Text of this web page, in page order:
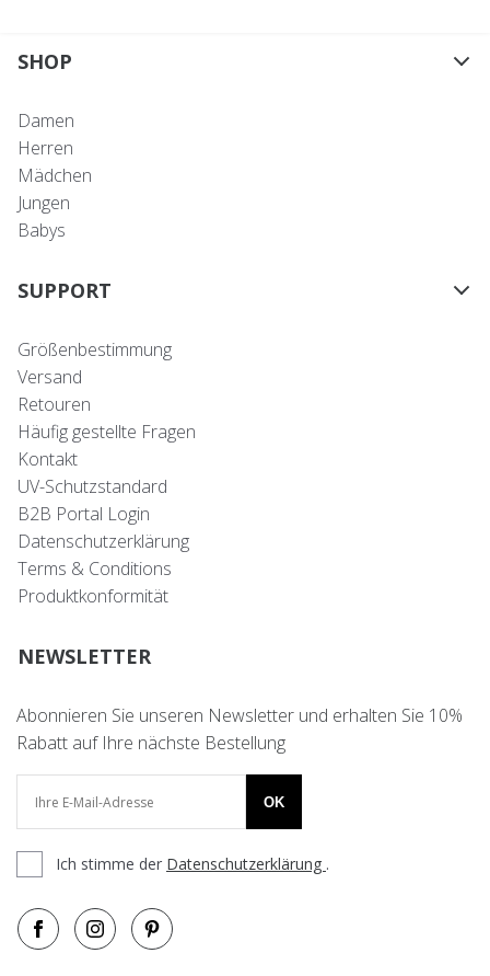
SHOP
Damen
Herren
Mädchen
Jungen
Babys
SUPPORT
Größenbestimmung
Versand
Retouren
Häufig gestellte Fragen
Kontakt
UV-Schutzstandard
B2B Portal Login
Datenschutzerklärung
Terms & Conditions
Produktkonformität
NEWSLETTER
Abonnieren Sie unseren Newsletter und erhalten Sie 10%
Rabatt auf Ihre nächste Bestellung
OK
Ich stimme der Datenschutzerklärung .